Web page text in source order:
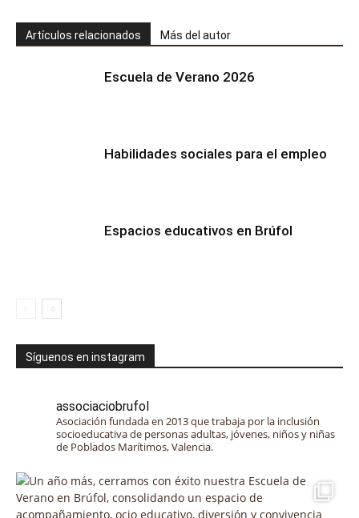
Artículos relacionados Más del autor
Escuela de Verano 2026
Habilidades sociales para el empleo
Espacios educativos en Brúfol
Síguenos en instagram
associaciobrufol
Asociación fundada en 2013 que trabaja por la inclusión
socioeducativa de personas adultas, jóvenes, niños y niñas
de Poblados Marítimos, Valencia.